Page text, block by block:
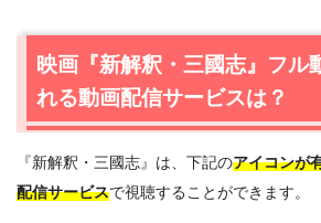
すすめ
1.2映画『新解釈・三國志』を動画配
しめるTSUTAYA TVもおすすめ
2.映画『新解釈・三國志』作品情報
2.1映画『新解釈・三國志』あらすじ
映画『新解釈・三國志』フル
れる動画配信サービスは？
『新解釈・三國志』は、下記のアイコンが
配信サービスで視聴することができます。